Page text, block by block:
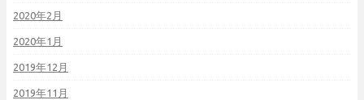
2020年2月
2020年1月
2019年12月
2019年11月